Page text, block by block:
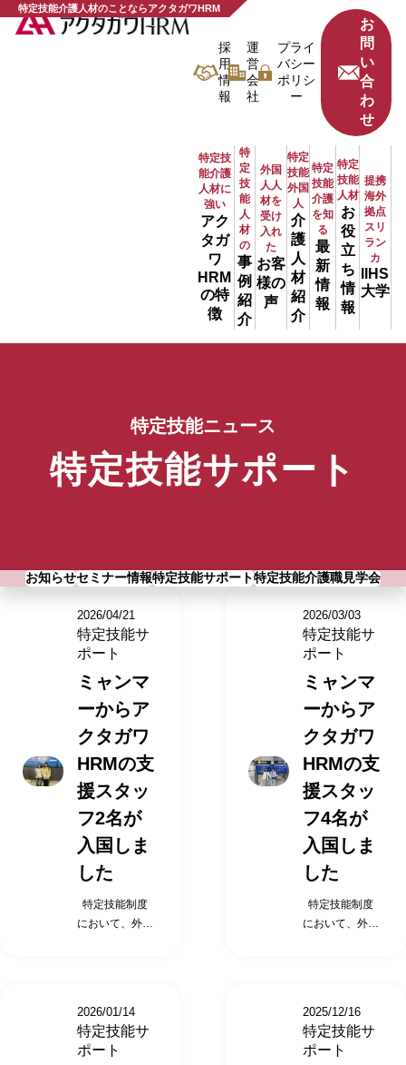
特定技能介護人材のことならアクタガワHRM
採
用
情
報
運
営
会
社
プライ
バシー
ポリシ
ー
お
問
い
合
わ
せ
特定技
能介護
人材に
強い
アク
タガ
ワ
HRM
の特
徴
特
定
技
能
人
材
の
事
例
紹
介
外国
人人
材を
受け
入れ
た
お客
様の
声
特定
技能
外国
人
介
護
人
材
紹
介
特定
技能
介護
を知
る
最
新
情
報
特定
技能
人材
お
役
立
ち
情
報
提携
海外
拠点
スリ
ラン
カ
IIHS
大学
特定技能ニュース
特定技能サポート
お知らせセミナー情報特定技能サポート特定技能介護職見学会
2026/04/21
特定技能サ
ポート
ミャンマ
ーからア
クタガワ
HRMの支
援スタッ
フ2名が
入国しま
した
特定技能制度
において、外国
れ、 特定技能外
国人に対して業
務や日常生活を
2026/03/03
特定技能サ
ポート
ミャンマ
ーからア
クタガワ
HRMの支
援スタッ
フ4名が
入国しま
した
特定技能制度
において、外国
れ、 特定技能外
国人に対して業
務や日常生活を
2026/01/14
特定技能サ
ポート
2025/12/16
特定技能サ
ポート